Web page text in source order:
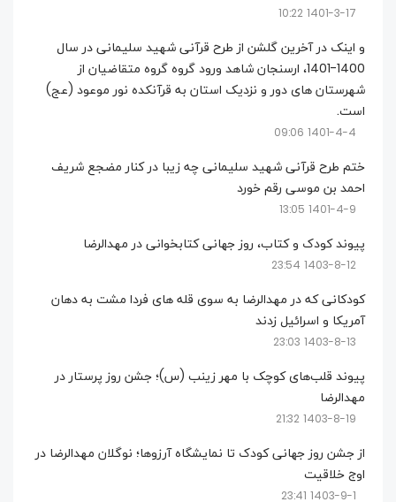
1401-3-17 10:22
و اینک در آخرین گلشن از طرح قرآنی شهید سلیمانی در سال
1400-1401، ارسنجان شاهد ورود گروه گروه متقاضیان از
شهرستان های دور و نزدیک استان به قرآنکده نور موعود (عج)
است.
1401-4-4 09:06
ختم طرح قرآنی شهید سلیمانی چه زیبا در کنار مضجع شریف
احمد بن موسی رقم خورد
1401-4-9 13:05
پیوند کودک و کتاب، روز جهانی کتابخوانی در مهدالرضا
1403-8-12 23:54
کودکانی که در مهدالرضا به سوی قله های فردا مشت به دهان
آمریکا و اسرائیل زدند
1403-8-13 23:03
پیوند قلب‌های کوچک با مهر زینب (س)؛ جشن روز پرستار در
مهدالرضا
1403-8-19 21:32
از جشن روز جهانی کودک تا نمایشگاه آرزوها؛ نوگلان مهدالرضا در
اوج خلاقیت
1403-9-1 23:41